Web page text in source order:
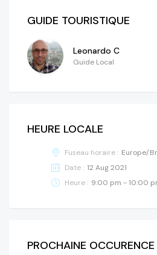
GUIDE TOURISTIQUE
Leonardo C
Guide Local
HEURE LOCALE
Fuseau horaire : Europe/
Date : 12 Aug 2021
Heure : 9:00 pm - 10:00
PROCHAINE OCCURENCE